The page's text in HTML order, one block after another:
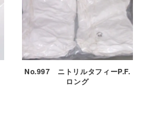
No.997 ニトリルタフィーP.F.
ロング